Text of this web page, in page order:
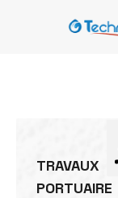
TRAVAUX
PORTUAIRE